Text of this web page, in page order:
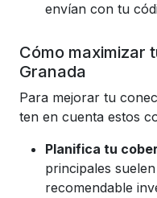
envían con tu
Cómo maximizar
Granada
Para mejorar tu
ten en cuenta estos
Planifica tu
principales
recomendable